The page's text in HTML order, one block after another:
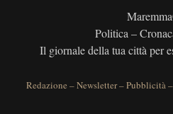
Politica –
Il giornale della tua città per
Redazione –Newsletter–Pubblicità–